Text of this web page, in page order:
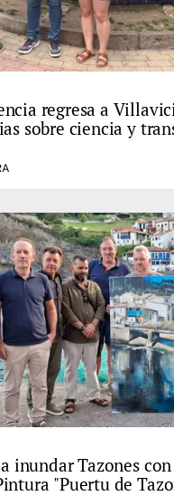
regresa a
sobre ciencia y
inundar Tazones
"Puertu de